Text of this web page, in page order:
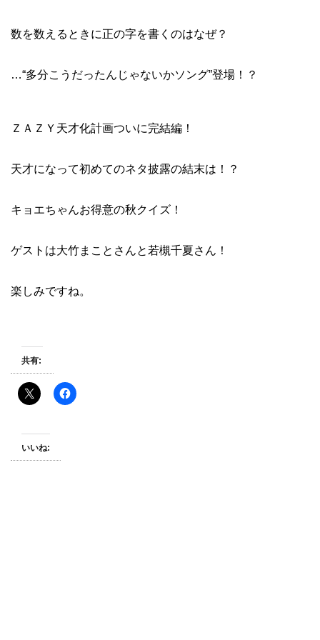
数を数えるときに正の字を書くのはなぜ？
…“多分こうだったんじゃないかソング”登場！？
ＺＡＺＹ天才化計画ついに完結編！
天才になって初めてのネタ披露の結末は！？
キョエちゃんお得意の秋クイズ！
ゲストは大竹まことさんと若槻千夏さん！
楽しみですね。
共有:
いいね: